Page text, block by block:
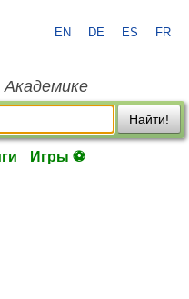
EN DE ES FR
Академике
Найти!
Игры ⚽